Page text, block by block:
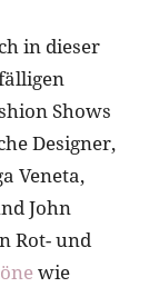
in dieser
Shows
Designer,
Veneta,
John
Rot- und
wie